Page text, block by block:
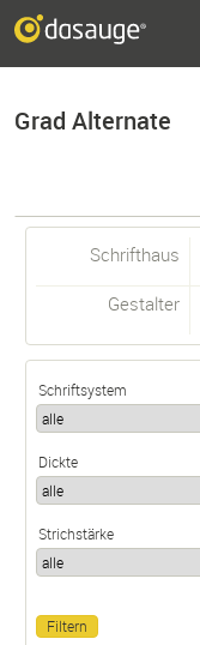
Grad Alternate
Schrifthaus
Gestalter
Schriftsystem
Dickte
Strichstärke